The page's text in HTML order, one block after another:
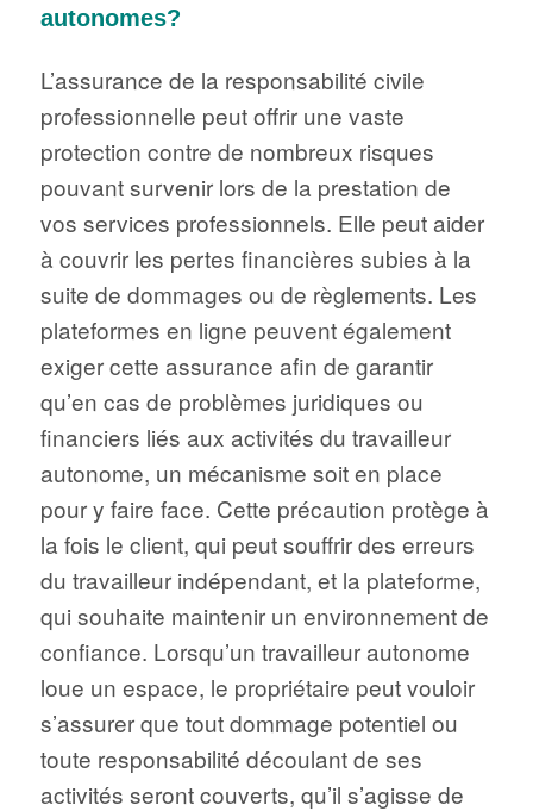
autonomes?
L’assurance de la responsabilité civile
professionnelle peut offrir une vaste
protection contre de nombreux risques
pouvant survenir lors de la prestation de
vos services professionnels. Elle peut aider
à couvrir les pertes financières subies à la
suite de dommages ou de règlements. Les
plateformes en ligne peuvent également
exiger cette assurance afin de garantir
qu’en cas de problèmes juridiques ou
financiers liés aux activités du travailleur
autonome, un mécanisme soit en place
pour y faire face. Cette précaution protège à
la fois le client, qui peut souffrir des erreurs
du travailleur indépendant, et la plateforme,
qui souhaite maintenir un environnement de
confiance. Lorsqu’un travailleur autonome
loue un espace, le propriétaire peut vouloir
s’assurer que tout dommage potentiel ou
toute responsabilité découlant de ses
activités seront couverts, qu’il s’agisse de